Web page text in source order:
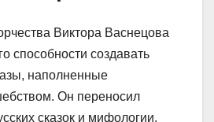
Виктора Васнецова
способности создавать
наполненные
Он переносил
сказок и мифологии,